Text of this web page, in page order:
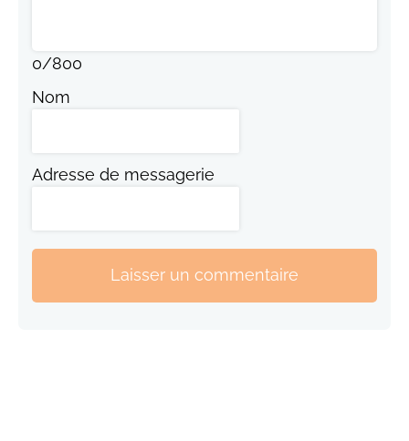
0/800
Nom
Adresse de messagerie
Laisser un commentaire